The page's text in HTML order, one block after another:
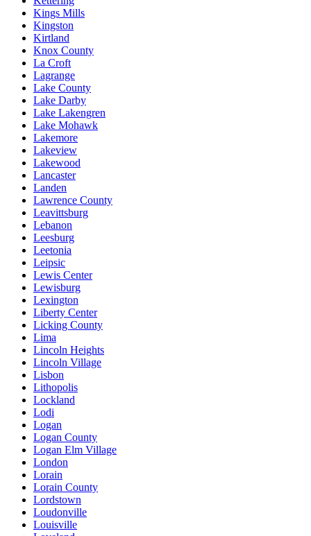
Kings Mills
Kingston
Kirtland
Knox County
La Croft
Lagrange
Lake County
Lake Darby
Lake Lakengren
Lake Mohawk
Lakemore
Lakeview
Lakewood
Lancaster
Landen
Lawrence County
Leavittsburg
Lebanon
Leesburg
Leetonia
Leipsic
Lewis Center
Lewisburg
Lexington
Liberty Center
Licking County
Lima
Lincoln Heights
Lincoln Village
Lisbon
Lithopolis
Lockland
Lodi
Logan
Logan County
Logan Elm Village
London
Lorain
Lorain County
Lordstown
Loudonville
Louisville